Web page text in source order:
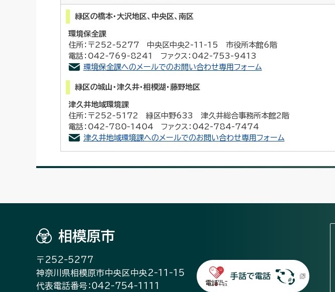
緑区の橋本・大沢地区、中央区、南区
環境保全課
住所：〒252-5277 中央区中央2-11-15 市役所本館6階
電話：042-769-8241 ファクス：042-753-9413
環境保全課へのメールでのお問い合わせ専用フォーム
緑区の城山・津久井・相模湖・藤野地区
津久井地域環境課
住所：〒252-5172 緑区中野633 津久井総合事務所本館2階
電話：042-780-1404 ファクス：042-784-7474
津久井地域環境課へのメールでのお問い合わせ専用フォーム
相模原市
〒252-5277
神奈川県相模原市中央区中央2-11-15
代表電話番号：042-754-1111
手話で電話